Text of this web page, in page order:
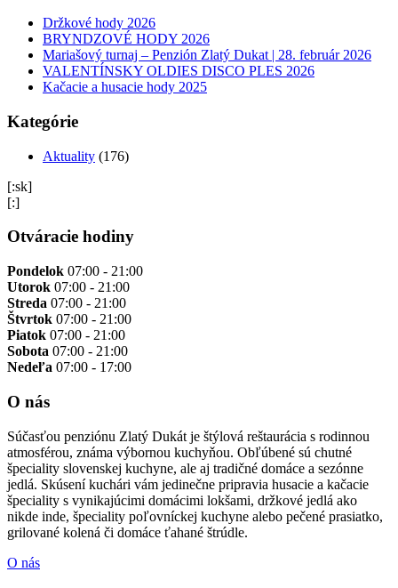
Držkové hody 2026
BRYNDZOVÉ HODY 2026
Mariašový turnaj – Penzión Zlatý Dukat | 28. február 2026
VALENTÍNSKY OLDIES DISCO PLES 2026
Kačacie a husacie hody 2025
Kategórie
Aktuality (176)
[:sk]
[:]
Otváracie hodiny
Pondelok 07:00 - 21:00
Utorok 07:00 - 21:00
Streda 07:00 - 21:00
Štvrtok 07:00 - 21:00
Piatok 07:00 - 21:00
Sobota 07:00 - 21:00
Nedeľa 07:00 - 17:00
O nás
Súčasťou penziónu Zlatý Dukát je štýlová reštaurácia s rodinnou
atmosférou, známa výbornou kuchyňou. Obľúbené sú chutné
špeciality slovenskej kuchyne, ale aj tradičné domáce a sezónne
jedlá. Skúsení kuchári vám jedinečne pripravia husacie a kačacie
špeciality s vynikajúcimi domácimi lokšami, držkové jedlá ako
nikde inde, špeciality poľovníckej kuchyne alebo pečené prasiatko,
grilované kolená či domáce ťahané štrúdle.
O nás